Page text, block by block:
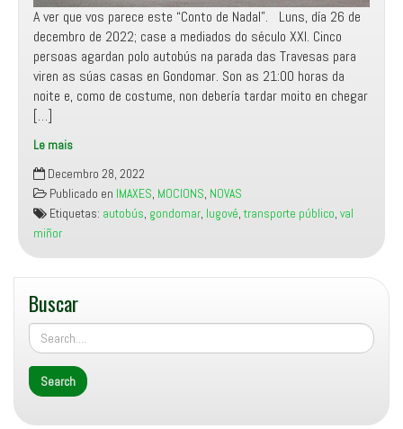
A ver que vos parece este “Conto de Nadal”. Luns, día 26 de
decembro de 2022; case a mediados do século XXI. Cinco
persoas agardan polo autobús na parada das Travesas para
viren as súas casas en Gondomar. Son as 21:00 horas da
noite e, como de costume, non debería tardar moito en chegar
[…]
Le mais
Como
contar
un
abuso
(o
do
transporte
público
na
comarca)
tanto
“espírito
Decembro 28, 2022
Publicado en IMAXES, MOCIONS, NOVAS
Etiquetas: autobús, gondomar, lugové,transporte público, val
miñor
Buscar